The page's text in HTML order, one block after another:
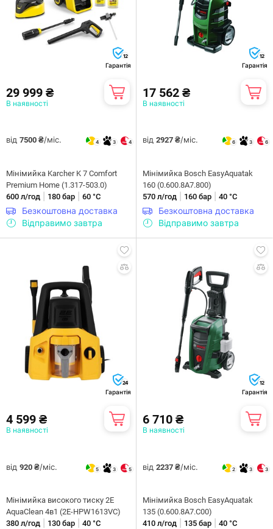
12
Гарантія
29 999 ₴
В наявності
від 7500 ₴/міс. 4 3 4
Мiнiмийка Karcher K 7 Comfort
Premium Home (1.317-503.0)
600 л/год
180 бар 60 °С
Безкоштовна доставка
Відправимо завтра
12
Гарантія
17 562 ₴
В наявності
від 2927 ₴/міс. 6 3 6
Мінімийка Bosch EasyAquatak
160 (0.600.8A7.800)
570 л/год
160 бар 40 °С
Безкоштовна доставка
Відправимо завтра
24
Гарантія
4 599 ₴
В наявності
від 920 ₴/міс. 5 3 5
Мінімийка високого тиску 2E
AquaClean 4в1 (2E-HPW1613VC)
380 л/год
130 бар 40 °С
12
Гарантія
6 710 ₴
В наявності
від 2237 ₴/міс. 2 3 3
Мінімийка Bosch EasyAquatak
135 (0.600.8A7.C00)
410 л/год
135 бар 40 °С